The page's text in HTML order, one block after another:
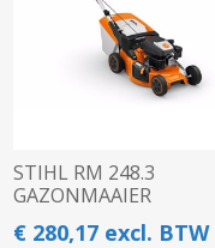
STIHL RM 248.3
GAZONMAAIER
€ 280,17 excl. BTW